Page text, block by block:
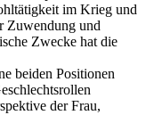
im Krieg und
Zuwendung und
Zwecke hat die
beiden Positionen
der Frau,